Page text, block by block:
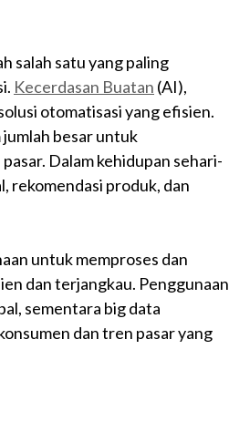
salah satu yang paling
Kecerdasan Buatan (AI),
otomatisasi yang efisien.
jumlah besar untuk
Dalam kehidupan sehari-
rekomendasi produk, dan
untuk memproses dan
dan terjangkau. Penggunaan
sementara big data
dan tren pasar yang